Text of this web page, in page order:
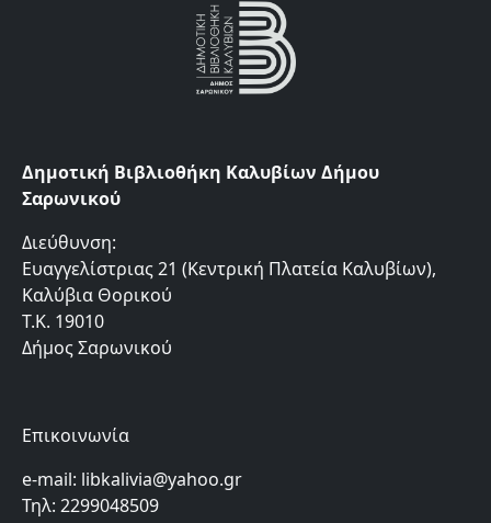
Δημοτική Βιβλιοθήκη Καλυβίων Δήμου
Σαρωνικού
Διεύθυνση:
Ευαγγελίστριας 21 (Κεντρική Πλατεία Καλυβίων),
Καλύβια Θορικού
Τ.Κ. 19010
Δήμος Σαρωνικού
Επικοινωνία
e-mail: libkalivia@yahoo.gr
Τηλ: 2299048509